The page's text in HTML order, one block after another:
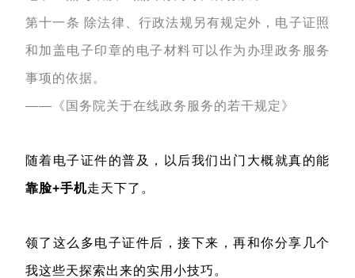
第十一条 除法律、行政法规另有规定外，电子证照
和加盖电子印章的电子材料可以作为办理政务服务
事项的依据。
——《国务院关于在线政务服务的若干规定》
随着电子证件的普及，以后我们出门大概就真的能
靠脸+手机走天下了。
领了这么多电子证件后，接下来，再和你分享几个
我这些天探索出来的实用小技巧。